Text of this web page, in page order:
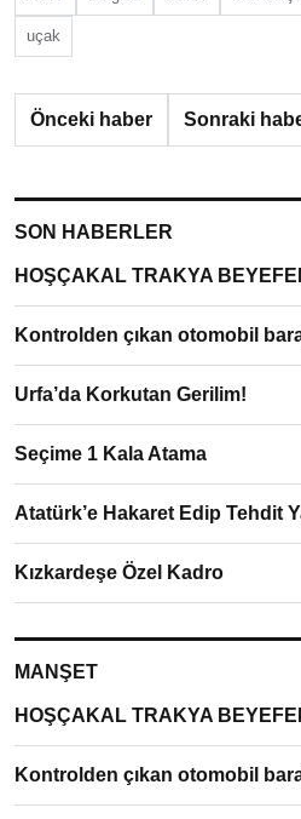
uçak
Önceki haber Sonraki
SON HABERLER
HOŞÇAKAL TRAKYA
Kontrolden çıkan otomobil
Urfa’da Korkutan Gerilim!
Seçime 1 Kala Atama
Atatürk’e Hakaret Edip Tehdit
Kızkardeşe Özel Kadro
MANŞET
HOŞÇAKAL TRAKYA
Kontrolden çıkan otomobil